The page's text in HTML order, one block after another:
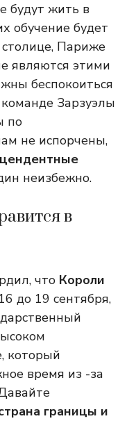
будут жить в
обучение будет
столице, Париже
являются этими
беспокоиться
Зарзуэлы
по
не испорчены,
неизбежно.
в
что Короли
до 19 сентября,
который
время из -за
границы и